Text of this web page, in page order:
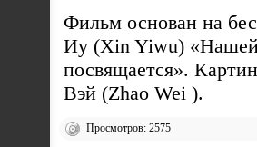
Фильм основан на
Иу (Xin Yiwu)
посвящается».
Вэй (Zhao Wei ).
Просмотров: 2575